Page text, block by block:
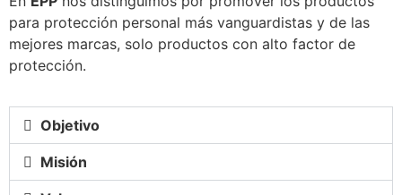
para protección personal más vanguardistas y de las
mejores marcas, solo productos con alto factor de
protección.
Objetivo
Misión